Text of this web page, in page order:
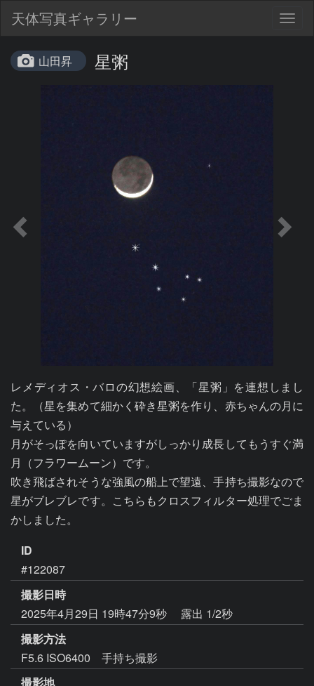
天体写真ギャラリー
山田昇 星粥
レメディオス・バロの幻想絵画、「星粥」を連想しまし
た。（星を集めて細かく砕き星粥を作り、赤ちゃんの月に
与えている）
月がそっぽを向いていますがしっかり成長してもうすぐ満
月（フラワームーン）です。
吹き飛ばされそうな強風の船上で望遠、手持ち撮影なので
星がブレブレです。こちらもクロスフィルター処理でごま
ID
#122087
撮影日時
2025年4月29日 19時47分9秒
露出 1/2秒
撮影方法
F5.6 ISO6400 手持ち撮影
撮影地